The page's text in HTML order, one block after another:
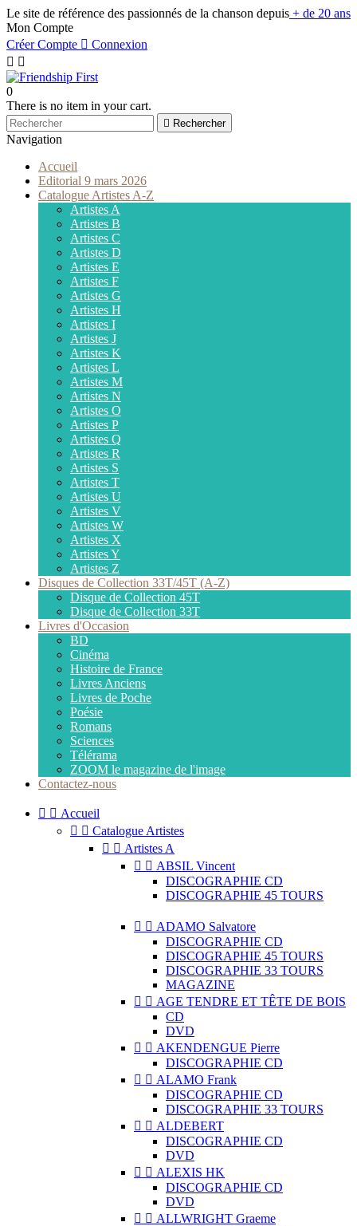
Le site de référence des passionnés de la chanson depuis + de 20 ans
Mon Compte
Créer Compte  Connexion
 
0
There is no item in your cart.
 Rechercher
Navigation
Accueil
Editorial 9 mars 2026
Catalogue Artistes A-Z
Artistes A
Artistes B
Artistes C
Artistes D
Artistes E
Artistes F
Artistes G
Artistes H
Artistes I
Artistes J
Artistes K
Artistes L
Artistes M
Artistes N
Artistes O
Artistes P
Artistes Q
Artistes R
Artistes S
Artistes T
Artistes U
Artistes V
Artistes W
Artistes X
Artistes Y
Artistes Z
Disques de Collection 33T/45T (A-Z)
Disque de Collection 45T
Disque de Collection 33T
Livres d'Occasion
BD
Cinéma
Histoire de France
Livres Anciens
Livres de Poche
Poésie
Romans
Sciences
Télérama
ZOOM le magazine de l'image
Contactez-nous
  Accueil
  Catalogue Artistes
  Artistes A
  ABSIL Vincent
DISCOGRAPHIE CD
DISCOGRAPHIE 45 TOURS
  ADAMO Salvatore
DISCOGRAPHIE CD
DISCOGRAPHIE 45 TOURS
DISCOGRAPHIE 33 TOURS
MAGAZINE
  AGE TENDRE ET TÊTE DE BOIS
CD
DVD
  AKENDENGUE Pierre
DISCOGRAPHIE CD
  ALAMO Frank
DISCOGRAPHIE CD
DISCOGRAPHIE 33 TOURS
  ALDEBERT
DISCOGRAPHIE CD
DVD
  ALEXIS HK
DISCOGRAPHIE CD
DVD
  ALLWRIGHT Graeme